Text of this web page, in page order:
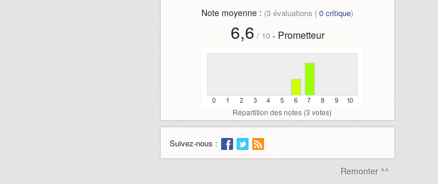
Note moyenne : (3 évaluations |0 critique)
6,6 / 10- Prometteur
Répartition des notes (3 votes)
Suivez-nous :
Remonter ^^